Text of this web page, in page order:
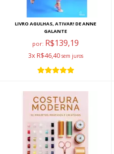
LIVRO AGULHAS, ATIVAR! DE ANNE
GALANTE
por: R$139,19
3x R$46,40